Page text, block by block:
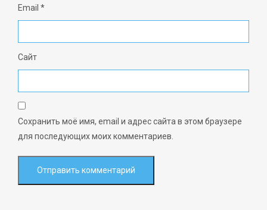
Email *
Сайт
Сохранить моё имя, email и адрес сайта в этом браузере
для последующих моих комментариев.